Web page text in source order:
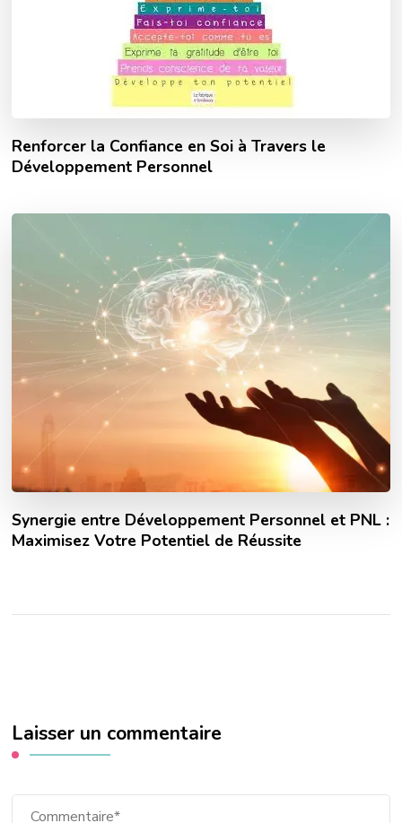
Renforcer la Confiance en Soi à Travers le
Développement Personnel
Synergie entre Développement Personnel et PNL :
Maximisez Votre Potentiel de Réussite
Laisser un commentaire